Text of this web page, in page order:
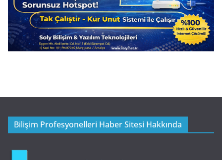
Bilişim Profesyonelleri Haber Sitesi Hakkında